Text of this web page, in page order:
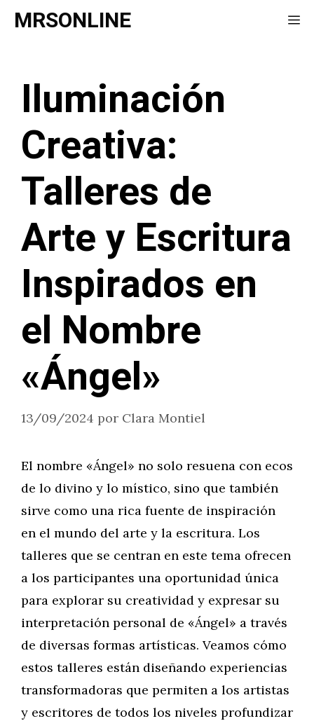
Saltar
MRSONLINE
Iluminación
Creativa:
Talleres de
Arte y Escritura
Inspirados en
el Nombre
«Ángel»
13/09/2024 por Clara Montiel
El nombre «Ángel» no solo resuena con ecos
de lo divino y lo místico, sino que también
sirve como una rica fuente de inspiración
en el mundo del arte y la escritura. Los
talleres que se centran en este tema ofrecen
a los participantes una oportunidad única
para explorar su creatividad y expresar su
interpretación personal de «Ángel» a través
de diversas formas artísticas. Veamos cómo
estos talleres están diseñando experiencias
transformadoras que permiten a los artistas
y escritores de todos los niveles profundizar